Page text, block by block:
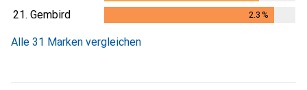
21. Gembird 2.3 %
Alle 31 Marken vergleichen